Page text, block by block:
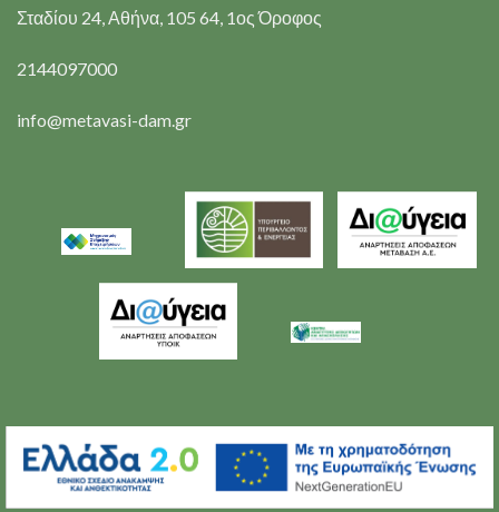
Σταδίου 24, Αθήνα, 105 64, 1ος Όροφος
2144097000
info@metavasi-dam.gr